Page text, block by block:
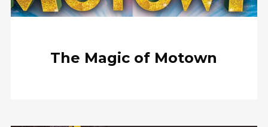
The Magic of Motown